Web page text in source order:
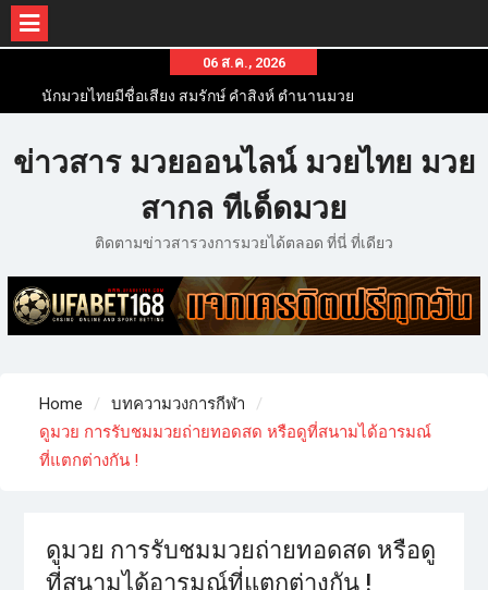
06 ส.ค., 2026
นักมวยไทยมีชื่อเสียง สมรักษ์ คำสิงห์ ตำนานมวย
นักมวยไทยชื่อดัง สุดยอดนักมวยไทยที่ดังไปทั่วโลก
ข่าวมวยไทยโครตฮอต เว็บข่าวมวยในทุกๆแวดวงมี
ข่าวสารวงการมวยมากมาย
ข่าวสาร มวยออนไลน์ มวยไทย มวย
สากล ทีเด็ดมวย
ติดตามข่าวสารวงการมวยได้ตลอด ที่นี่ ที่เดียว
Home
บทความวงการกีฬา
ดูมวย การรับชมมวยถ่ายทอดสด หรือดูที่สนามได้อารมณ์
ที่แตกต่างกัน !
ดูมวย การรับชมมวยถ่ายทอดสด หรือดู
ที่สนามได้อารมณ์ที่แตกต่างกัน !